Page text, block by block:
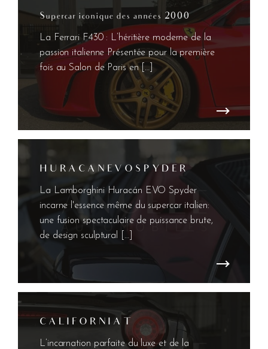
Supercar iconique des années 2000
La Ferrari F430 : L’héritière moderne de la
passion italienne Présentée pour la première
fois au Salon de Paris en […]
H U R A C A N E V O S P Y D E R
La Lamborghini Huracán EVO Spyder
incarne l'essence même du supercar italien:
une fusion spectaculaire de puissance brute,
de design sculptural […]
C A L I F O R N I A T
L’incarnation parfaite du luxe et de la